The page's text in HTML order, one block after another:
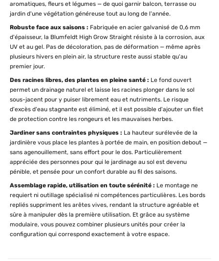
aromatiques, fleurs et légumes — de quoi garnir balcon, terrasse ou
jardin d'une végétation généreuse tout au long de l'année.
Robuste face aux saisons : Fabriquée en acier galvanisé de 0,6 mm
d'épaisseur, la Blumfeldt High Grow Straight résiste à la corrosion, aux
UV et au gel. Pas de décoloration, pas de déformation — même après
plusieurs hivers en plein air, la structure reste aussi stable qu'au
premier jour.
Des racines libres, des plantes en pleine santé : Le fond ouvert
permet un drainage naturel et laisse les racines plonger dans le sol
sous-jacent pour y puiser librement eau et nutriments. Le risque
d'excès d'eau stagnante est éliminé, et il est possible d'ajouter un filet
de protection contre les rongeurs et les mauvaises herbes.
Jardiner sans contraintes physiques : La hauteur surélevée de la
jardinière vous place les plantes à portée de main, en position debout —
sans agenouillement, sans effort pour le dos. Particulièrement
appréciée des personnes pour qui le jardinage au sol est devenu
pénible, et pensée pour un confort durable au fil des saisons.
Assemblage rapide, utilisation en toute sérénité : Le montage ne
requiert ni outillage spécialisé ni compétences particulières. Les bords
repliés suppriment les arêtes vives, rendant la structure agréable et
sûre à manipuler dès la première utilisation. Et grâce au système
modulaire, vous pouvez combiner plusieurs unités pour créer la
configuration qui correspond exactement à votre espace.